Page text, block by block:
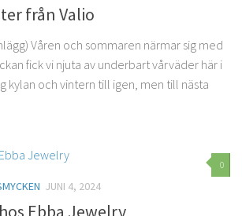
från Valio
Våren och sommaren närmar sig med
fick vi njuta av underbart vårväder här i
kylan och vintern till igen, men till nästa
0
JUNI 4, 2024
Ebba Jewelry